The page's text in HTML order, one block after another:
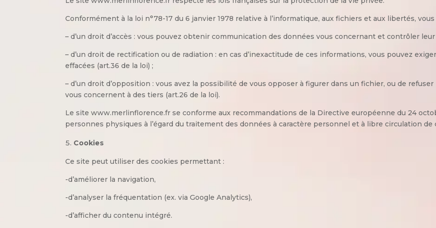
Conformément à la loi n°78-17 du 6 janvier 1978 relative à l’informatique, aux fichiers et aux libertés,
– d’un droit d’accès : vous pouvez obtenir communication des données vous concernant et contrôler
– d’un droit de rectification ou de radiation : en cas d’inexactitude de ces informations, vous pouvez
effacées (art.36 de la loi) ;
– d’un droit d’opposition : vous avez la possibilité de vous opposer à figurer dans un fichier, ou de
vous concernent à des tiers (art.26 de la loi).
Le site www.merlinflorence.fr se conforme aux recommandations de la Directive européenne du 24
personnes physiques à l’égard du traitement des données à caractère personnel et à libre circulation de
Cookies
Ce site peut utiliser des cookies permettant :
-d’améliorer la navigation,
-d’analyser la fréquentation (ex. via Google Analytics),
-d’afficher du contenu intégré.